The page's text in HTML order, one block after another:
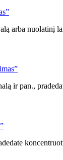
arba nuolatinį
ir pan.,